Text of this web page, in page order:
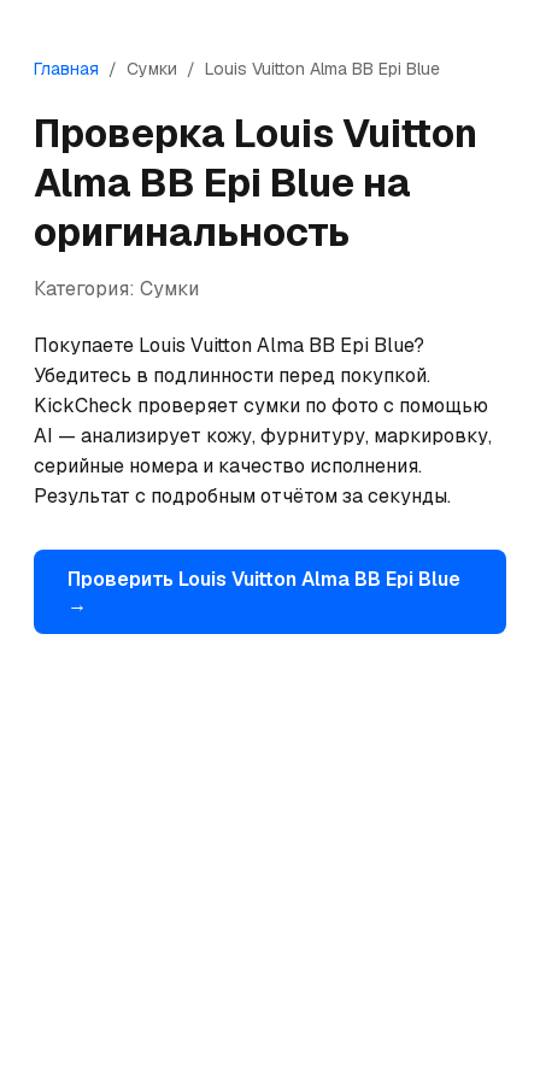
Главная / Сумки / Louis Vuitton Alma BB Epi Blue
Проверка Louis Vuitton
Alma BB Epi Blue на
оригинальность
Категория: Сумки
Покупаете Louis Vuitton Alma BB Epi Blue?
Убедитесь в подлинности перед покупкой.
KickCheck проверяет сумки по фото с помощью
AI — анализирует кожу, фурнитуру, маркировку,
серийные номера и качество исполнения.
Результат с подробным отчётом за секунды.
Проверить Louis VuittonAlma BB Epi Blue
→